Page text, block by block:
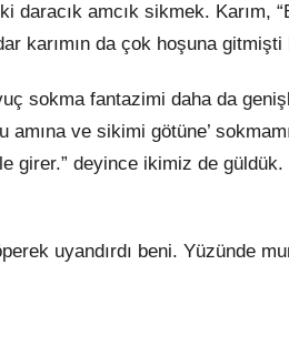
daracık amcık sikmek. Karım,
karımın da çok hoşuna
sokma fantazimi daha da
ve sikimi götüne’
girer.” deyince ikimiz de güldük.
uyandırdı beni. Yüzünde